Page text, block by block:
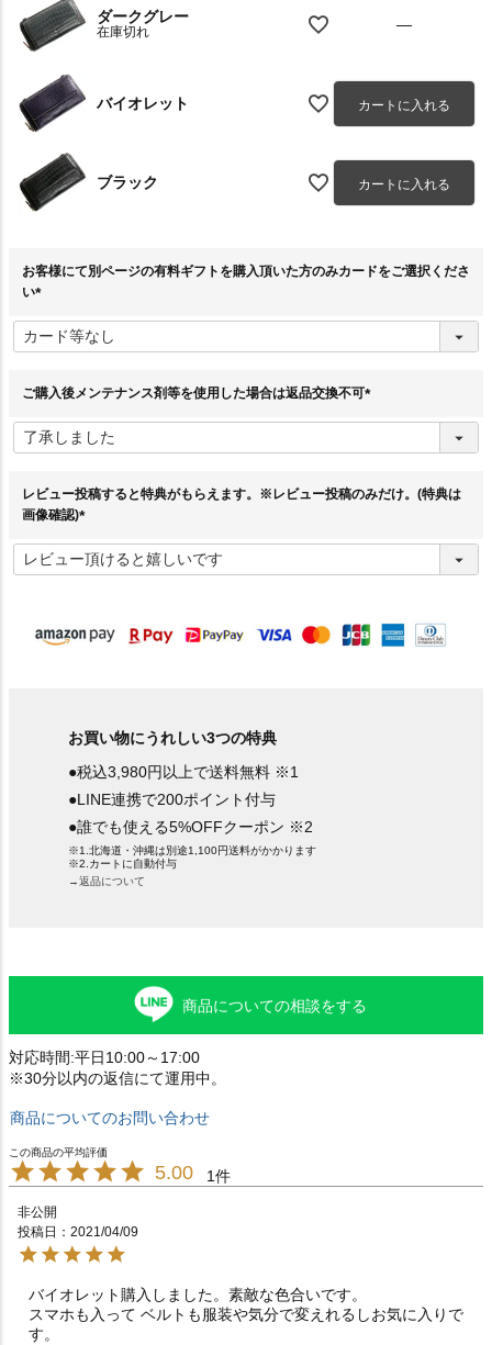
ダークグレー
在庫切れ —
バイオレット カートに入れる
ブラック カートに入れる
お客様にて別ページの有料ギフトを購入頂いた方のみカードをご選択くださ
い
必
須
ご購入後メンテナンス剤等を使用した場合は返品交換不可
須
レビュー投稿すると特典がもらえます。※レビュー投稿のみだけ。(特典は
画像確認)
必
須
お買い物にうれしい3つの特典
●税込3,980円以上で送料無料 ※1
●LINE連携で200ポイント付与
●誰でも使える5%OFFクーポン ※2
※1.北海道・沖縄は別途1,100円送料がかかります
※2.カートに自動付与
→返品について
商品についての相談をする
対応時間:平日10:00～17:00
※30分以内の返信にて運用中。
商品についてのお問い合わせ
5.00 1
非公開
投稿日
2021/04/09
バイオレット購入しました。素敵な色合いです。
スマホも入って ベルトも服装や気分で変えれるしお気に入りで
す。